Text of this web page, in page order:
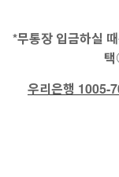
*무통장 입금하실
우리은행 1005-